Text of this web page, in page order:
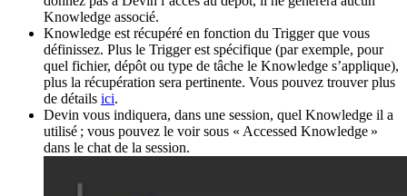
Knowledge associé.
Knowledge est récupéré en fonction du Trigger que vous
définissez. Plus le Trigger est spécifique (par exemple, pour
quel fichier, dépôt ou type de tâche le Knowledge s’applique),
plus la récupération sera pertinente. Vous pouvez trouver plus
de détails ici.
Devin vous indiquera, dans une session, quel Knowledge il a
utilisé ; vous pouvez le voir sous « Accessed Knowledge »
dans le chat de la session.